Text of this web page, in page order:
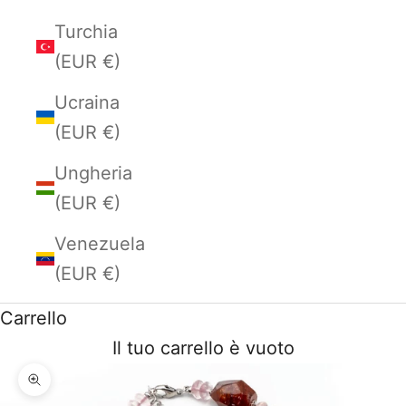
Turchia
(EUR €)
Ucraina
(EUR €)
Ungheria
(EUR €)
Venezuela
(EUR €)
Carrello
Il tuo carrello è vuoto
Ingrandisci immagine